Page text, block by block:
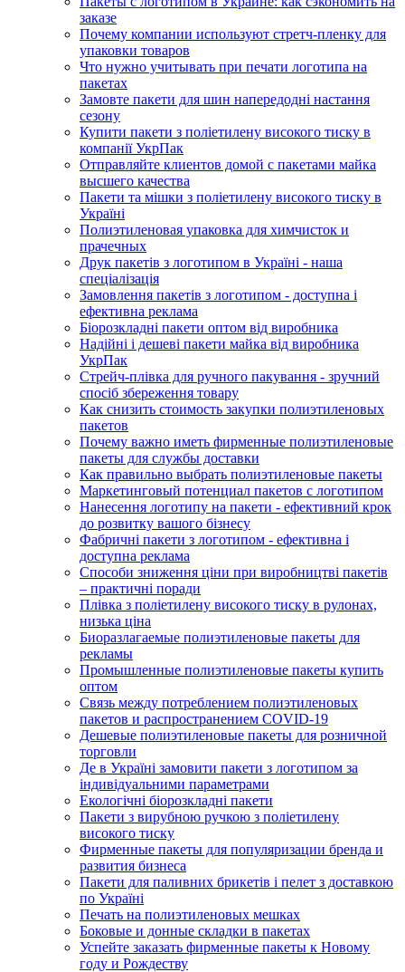
заказе
Почему компании используют стретч-пленку для
упаковки товаров
Что нужно учитывать при печати логотипа на
пакетах
Замовте пакети для шин напередодні настання
сезону
Купити пакети з поліетилену високого тиску в
компанії УкрПак
Отправляйте клиентов домой с пакетами майка
высшего качества
Пакети та мішки з поліетилену високого тиску в
Україні
Полиэтиленовая упаковка для химчисток и
прачечных
Друк пакетів з логотипом в Україні - наша
спеціалізація
Замовлення пакетів з логотипом - доступна і
ефективна реклама
Біорозкладні пакети оптом від виробника
Надійні і дешеві пакети майка від виробника
УкрПак
Стрейч-плівка для ручного пакування - зручний
спосіб збереження товару
Как снизить стоимость закупки полиэтиленовых
пакетов
Почему важно иметь фирменные полиэтиленовые
пакеты для службы доставки
Как правильно выбрать полиэтиленовые пакеты
Маркетинговый потенциал пакетов с логотипом
Нанесення логотипу на пакети - ефективний крок
до розвитку вашого бізнесу
Фабричні пакети з логотипом - ефективна і
доступна реклама
Способи зниження ціни при виробництві пакетів
– практичні поради
Плівка з поліетилену високого тиску в рулонах,
низька ціна
Биоразлагаемые полиэтиленовые пакеты для
рекламы
Промышленные полиэтиленовые пакеты купить
оптом
Связь между потреблением полиэтиленовых
пакетов и распространением COVID-19
Дешевые полиэтиленовые пакеты для розничной
торговли
Де в Україні замовити пакети з логотипом за
індивідуальними параметрами
Екологічні біорозкладні пакети
Пакети з вирубною ручкою з поліетилену
високого тиску
Фирменные пакеты для популяризации бренда и
развития бизнеса
Пакети для паливних брикетів і пелет з доставкою
по Україні
Печать на полиэтиленовых мешках
Боковые и донные складки в пакетах
Успейте заказать фирменные пакеты к Новому
году и Рождеству